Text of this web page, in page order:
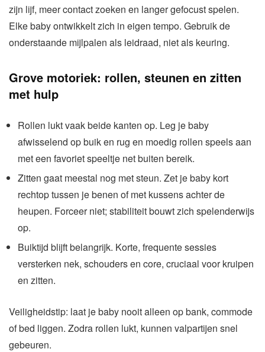
zijn lijf, meer contact zoeken en langer gefocust spelen.
Elke baby ontwikkelt zich in eigen tempo. Gebruik de
onderstaande mijlpalen als leidraad, niet als keuring.
Grove motoriek: rollen, steunen en zitten
met hulp
Rollen lukt vaak beide kanten op. Leg je baby
afwisselend op buik en rug en moedig rollen speels aan
met een favoriet speeltje net buiten bereik.
Zitten gaat meestal nog met steun. Zet je baby kort
rechtop tussen je benen of met kussens achter de
heupen. Forceer niet; stabiliteit bouwt zich spelenderwijs
op.
Buiktijd blijft belangrijk. Korte, frequente sessies
versterken nek, schouders en core, cruciaal voor kruipen
en zitten.
Veiligheidstip: laat je baby nooit alleen op bank, commode
of bed liggen. Zodra rollen lukt, kunnen valpartijen snel
gebeuren.